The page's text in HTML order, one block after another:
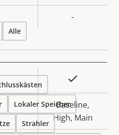
-
Eigentumswert
Baseline,
High, Main
Alle
Lokaler Speicher
Strahler